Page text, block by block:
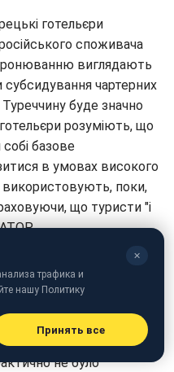
готельєри
споживача
виглядають
чартерних
буде значно
розуміють, що
базове
в умовах високого
використовують, поки,
що туристи "і
що в цьому
випадки
цін готельєрами. Через
змушені знижувати
літнього сезону,
не було
✕
трафика и
нашу Политику
Принять все